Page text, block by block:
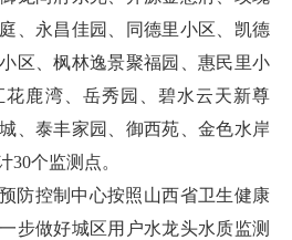
、永昌佳园、同德里小区、凯德
区、枫林逸景聚福园、惠民里小
花鹿湾、岳秀园、碧水云天新尊
、泰丰家园、御西苑、金色水岸
30个监测点。
防控制中心按照山西省卫生健康
步做好城区用户水龙头水质监测